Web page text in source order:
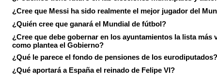
¿Cree que Messi ha sido realmente el mejor jugador del
¿Quién cree que ganará el Mundial de fútbol?
¿Cree que debe gobernar en los ayuntamientos la lista más
como plantea el Gobierno?
¿Qué le parece el fondo de pensiones de los eurodiputados?
¿Qué aportará a España el reinado de Felipe VI?